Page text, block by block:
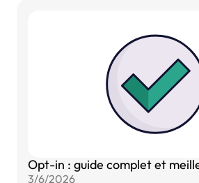
Opt-in : guide complet et
3/6/2026